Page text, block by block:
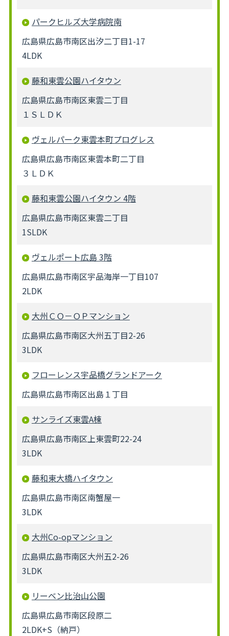
パークヒルズ大学病院南
広島県広島市南区出汐二丁目1-17
4LDK
藤和東雲公園ハイタウン
広島県広島市南区東雲二丁目
１ＳＬＤＫ
ヴェルパーク東雲本町プログレス
広島県広島市南区東雲本町二丁目
３ＬＤＫ
藤和東雲公園ハイタウン 4階
広島県広島市南区東雲二丁目
1SLDK
ヴェルポート広島 3階
広島県広島市南区宇品海岸一丁目107
2LDK
大州ＣＯ－ＯＰマンション
広島県広島市南区大州五丁目2-26
3LDK
フローレンス宇品橋グランドアーク
広島県広島市南区出島１丁目
サンライズ東雲A棟
広島県広島市南区上東雲町22-24
3LDK
藤和東大橋ハイタウン
広島県広島市南区南蟹屋一
3LDK
大州Co-opマンション
広島県広島市南区大州五2-26
3LDK
リーベン比治山公園
広島県広島市南区段原二
2LDK+S（納戸）